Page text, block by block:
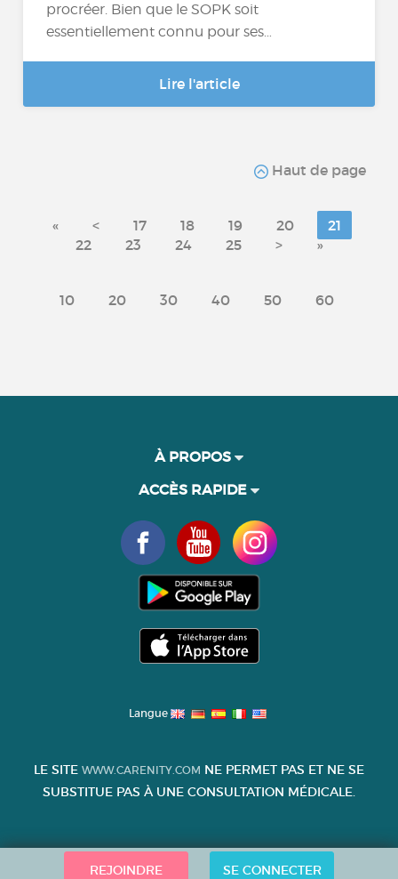
procréer. Bien que le SOPK soit
essentiellement connu pour ses…
Lire l'article
Haut de page
« < 17 18 19 20
21
22
23 24 25 > »
10 20 30 40 50 60
REJOINDRE SE CONNECTER
À PROPOS
ACCÈS RAPIDE
Langue
LE SITE WWW.CARENITY.COM NE PERMET PAS ET NE SE
SUBSTITUE PAS À UNE CONSULTATION MÉDICALE.